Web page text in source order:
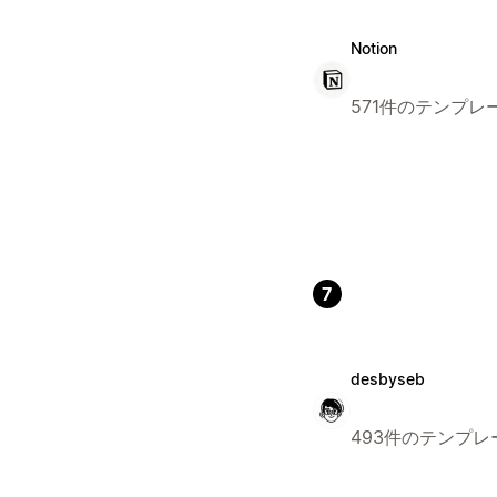
Notion
571件のテンプレ
7
desbyseb
493件のテンプレ